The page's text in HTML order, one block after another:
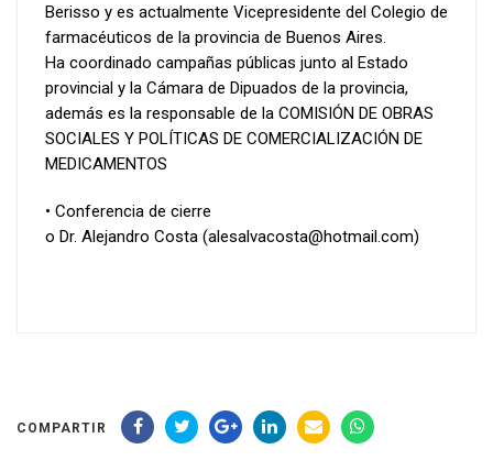
Berisso y es actualmente Vicepresidente del Colegio de
farmacéuticos de la provincia de Buenos Aires.
Ha coordinado campañas públicas junto al Estado
provincial y la Cámara de Dipuados de la provincia,
además es la responsable de la COMISIÓN DE OBRAS
SOCIALES Y POLÍTICAS DE COMERCIALIZACIÓN DE
MEDICAMENTOS
• Conferencia de cierre
o Dr. Alejandro Costa (alesalvacosta@hotmail.com)
COMPARTIR